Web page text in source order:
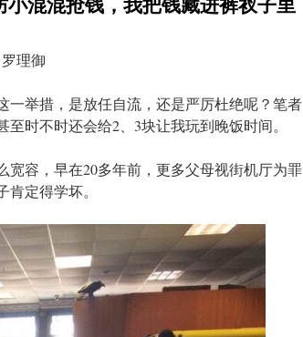
理御
举措，是放任自流，还是严厉杜绝呢？笔者
时不时还会给2、3块让我玩到晚饭时间。
容，早在20多年前，更多父母视街机厅为罪
定得学坏。